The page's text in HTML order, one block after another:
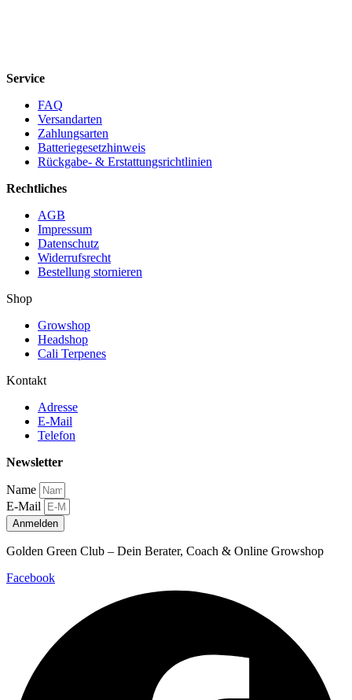
Service
FAQ
Versandarten
Zahlungsarten
Batteriegesetzhinweis
Rückgabe- & Erstattungsrichtlinien
Rechtliches
AGB
Impressum
Datenschutz
Widerrufsrecht
Bestellung stornieren
Shop
Growshop
Headshop
Cali Terpenes
Kontakt
Adresse
E-Mail
Telefon
Newsletter
Name
E-Mail
Anmelden
Golden Green Club – Dein Berater, Coach & Online Growshop
Facebook